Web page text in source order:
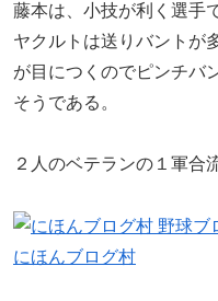
藤本は、小技が利く選手
ヤクルトは送りバントが
が目につくのでピンチバ
そうである。
２人のベテランの１軍合
にほんブログ村